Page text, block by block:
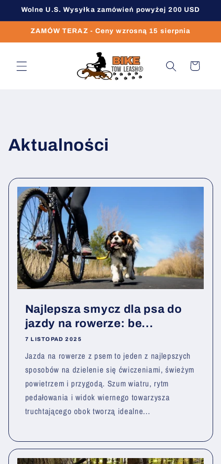
Przejdź
Wolne U.S. Wysyłka zamówień powyżej 200 USD
ZAMÓW TERAZ - Ceny wzrosną 15 sierpnia
Koszyk
Aktualności
Najlepsza smycz dla psa do
jazdy na rowerze: be...
7 LISTOPAD 2025
Jazda na rowerze z psem to jeden z najlepszych
sposobów na dzielenie się ćwiczeniami, świeżym
powietrzem i przygodą. Szum wiatru, rytm
pedałowania i widok wiernego towarzysza
truchtającego obok tworzą idealne...